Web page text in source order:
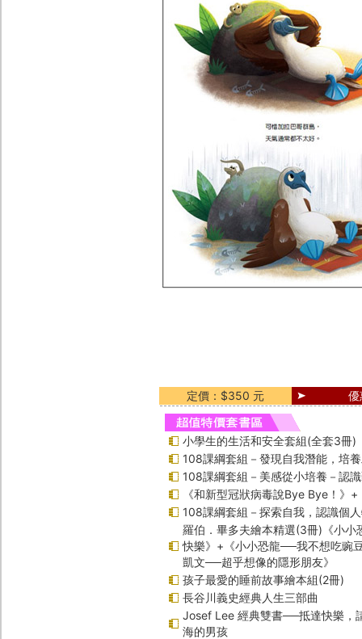
定價：$350 元
小學生的生活和安全套組(全套3冊)
108課綱套組－發現自我潛能，培
108課綱套組－美感從小培養－認
《和新型冠狀病毒說Bye Bye！》
108課綱套組－探索自我，認識個
羅伯．畢多夫繪本精選(3冊)《小
快樂》+《小小恐龍──我不想吃豌
凱文──超乎想像的隱形朋友》
孩子最愛的睡前故事繪本組(2冊)
長谷川義史經典人生三部曲
Josef Lee 經典雙書──抵達快樂，
海的男孩